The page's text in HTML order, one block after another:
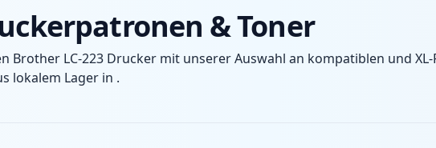
& Toner
Brother LC-223 Drucker mit unserer Auswahl an kompatiblen und
lokalem Lager in .